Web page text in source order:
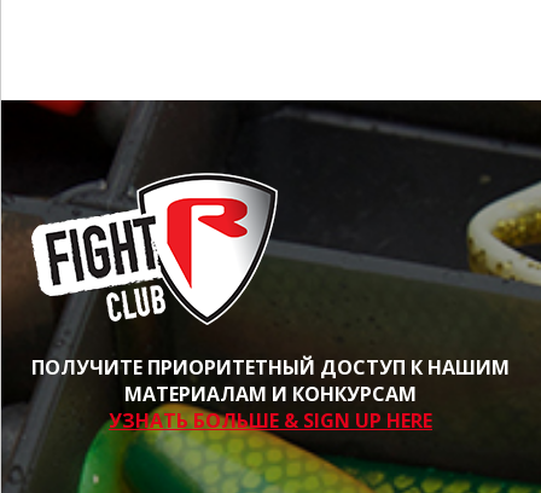
ПОЛУЧИТЕ ПРИОРИТЕТНЫЙ ДОСТУП К НАШИМ
МАТЕРИАЛАМ И КОНКУРСАМ
УЗНАТЬ БОЛЬШЕ & SIGN UP HERE